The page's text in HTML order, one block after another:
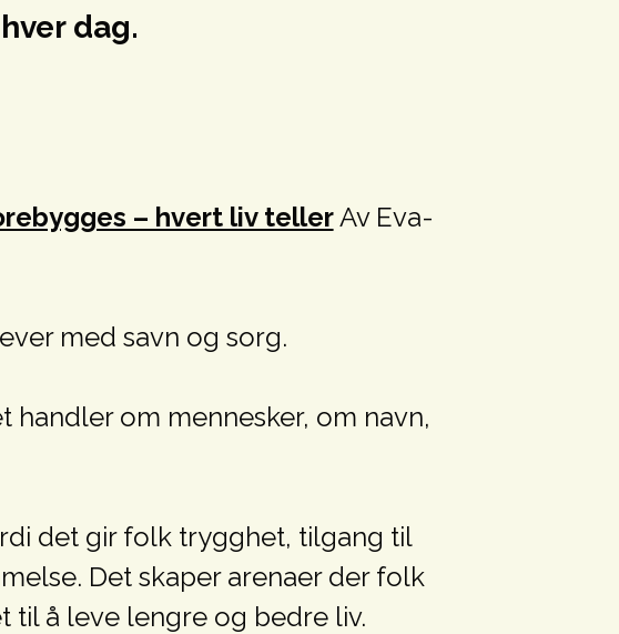
dag.
– hvert liv tellerAv Eva-
med savn og sorg.
handler om mennesker, om navn,
det gir folk trygghet, tilgang til
Det skaper arenaer der folk
til å leve lengre og bedre liv.